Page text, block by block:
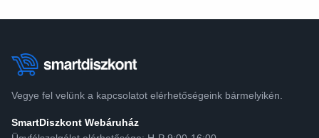
Vegye fel velünk a kapcsolatot elérhetőségeink bármelyikén.
SmartDiszkont Webáruház